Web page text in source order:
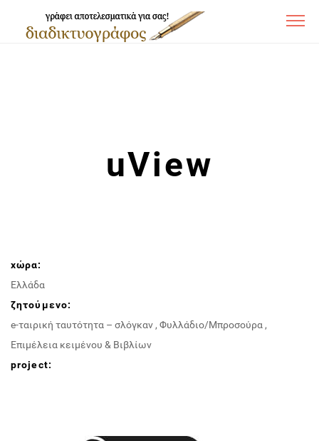
uView
χώρα:
Ελλάδα
ζητούμενο:
e-ταιρική ταυτότητα – σλόγκαν , Φυλλάδιο/Μπροσούρα ,
Επιμέλεια κειμένου & Βιβλίων
project: